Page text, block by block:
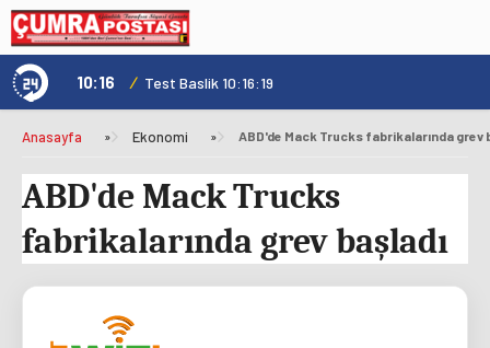
10:16 / Test Baslik 10:16:19
Anasayfa » Ekonomi » ABD'de Mack Trucks fabrikalarında grev
ABD'de Mack Trucks
fabrikalarında grev başladı